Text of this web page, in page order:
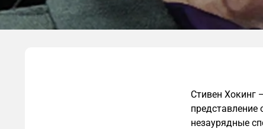
Стивен Хокинг
представление
незаурядные